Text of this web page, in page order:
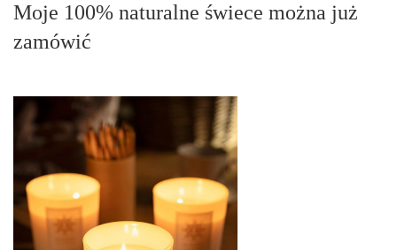
Moje 100% naturalne świece można już
zamówić